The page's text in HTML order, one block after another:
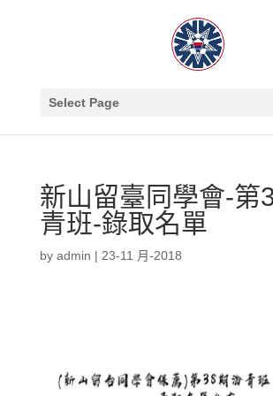
Select Page
新山留臺同學會-第
青班-錄取名單
by admin | 23-11 月-2018